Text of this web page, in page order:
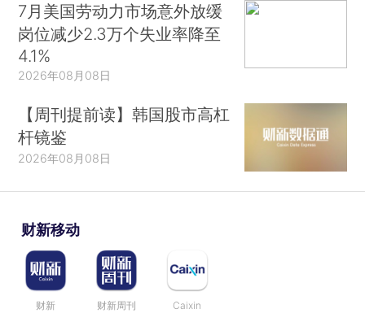
7月美国劳动力市场意外放缓
岗位减少2.3万个失业率降至
4.1%
2026年08月08日
【周刊提前读】韩国股市高杠
杆镜鉴
2026年08月08日
财新移动
财新 财新周刊 Caixin